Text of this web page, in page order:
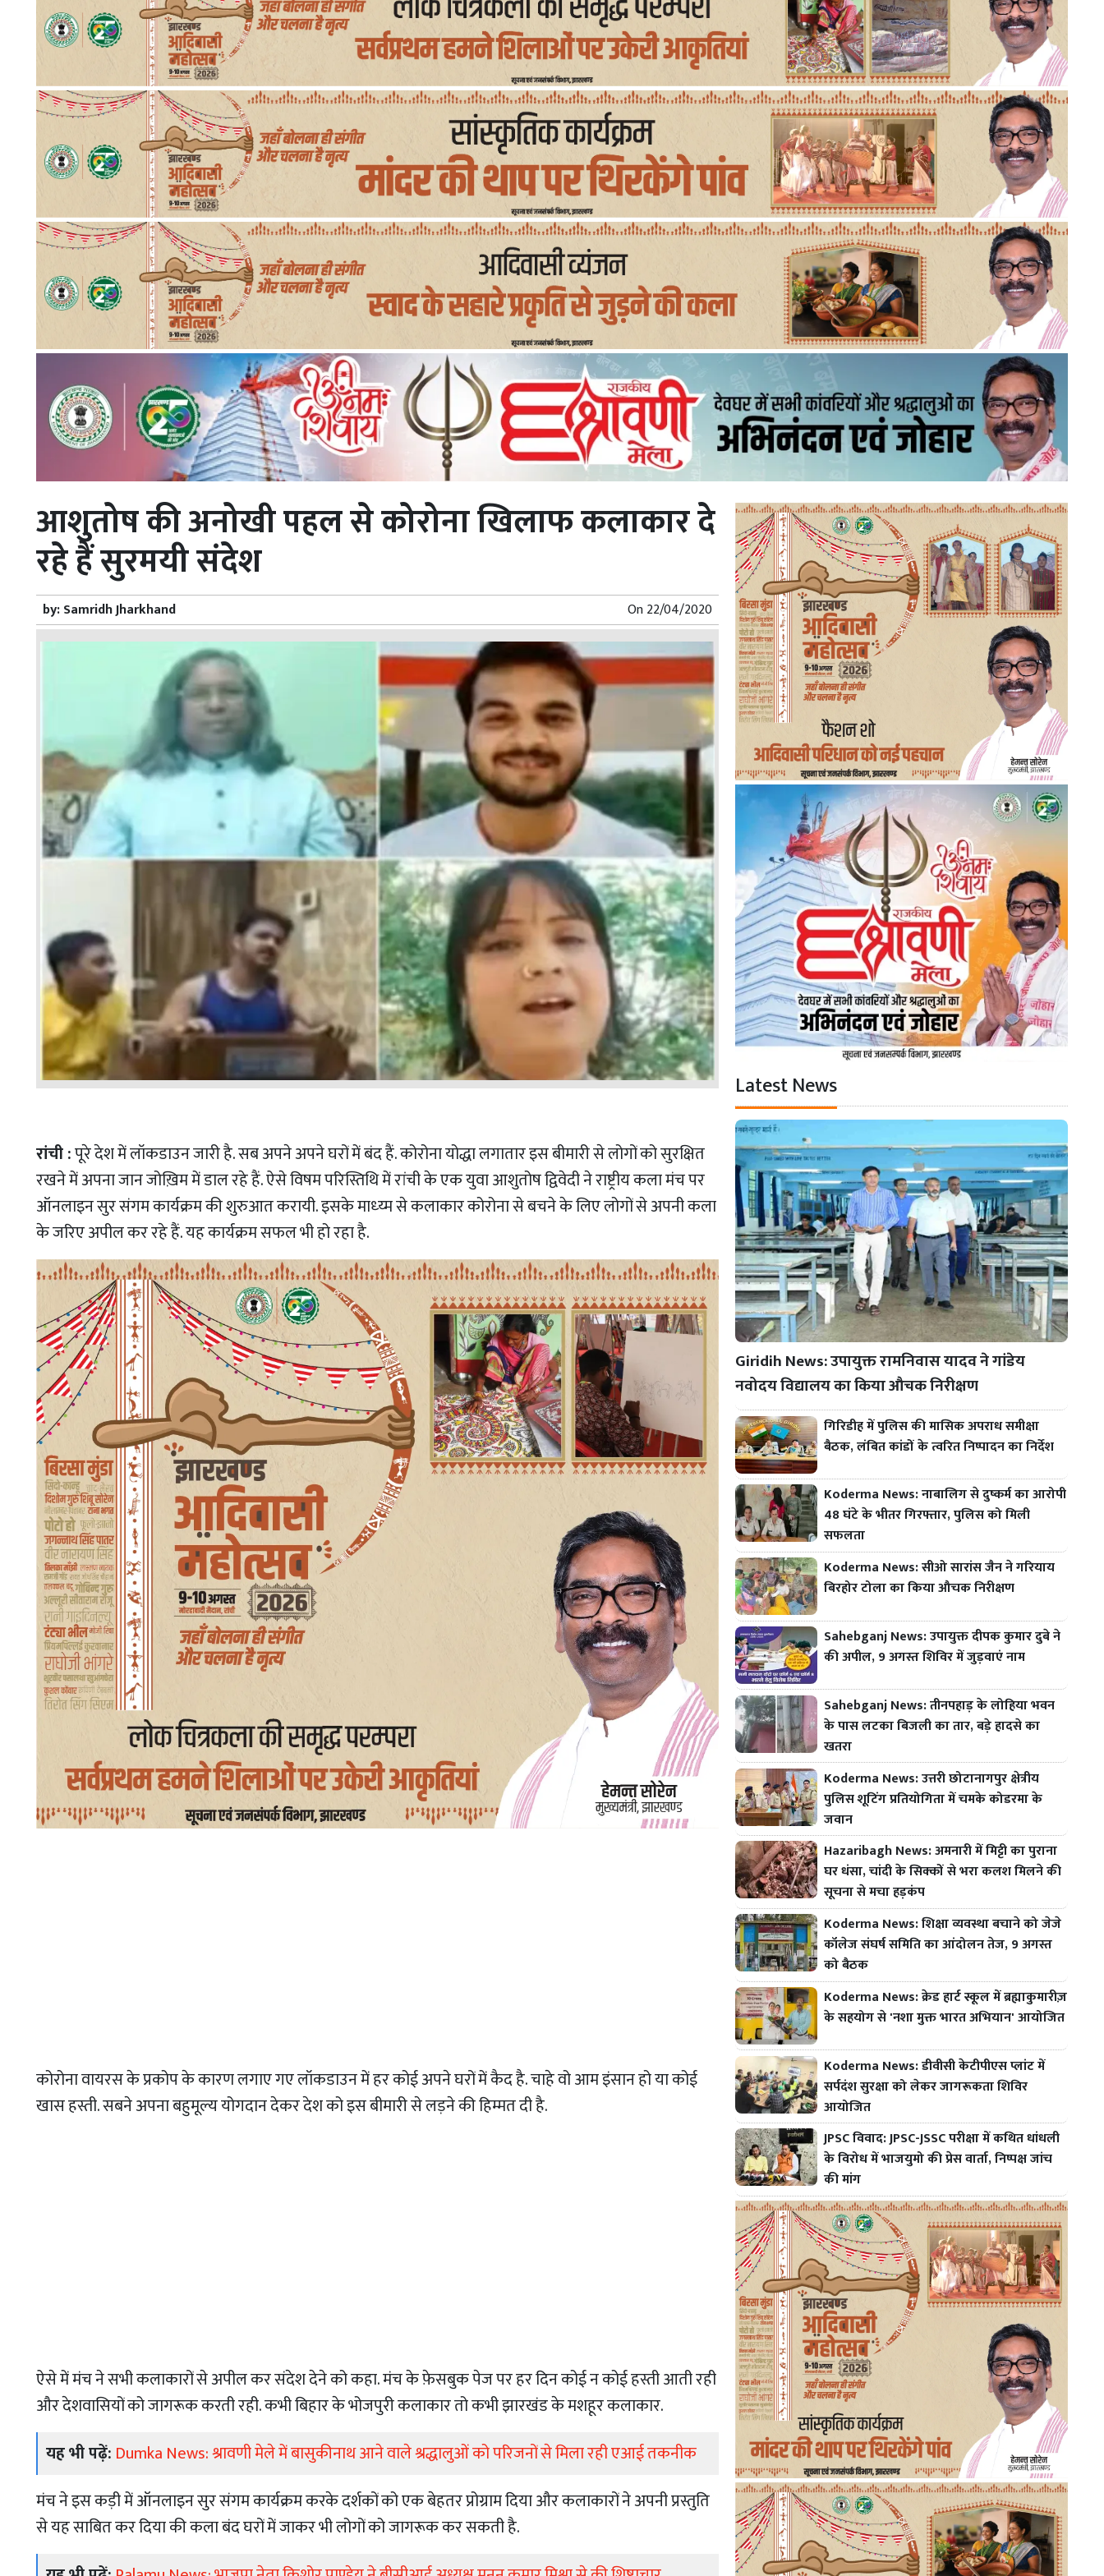
आशुतोष की अनोखी पहल से कोरोना खिलाफ कलाकार दे
रहे हैं सुरमयी संदेश
by:Samridh Jharkhand On22/04/2020
रांची :पूरे देश में लॉकडाउन जारी है. सब अपने अपने घरों में बंद हैं. कोरोना योद्धा लगातार इस बीमारी से लोगों को सुरक्षित
रखने में अपना जान जोख़िम में डाल रहे हैं. ऐसे विषम परिस्तिथि में रांची के एक युवा आशुतोष द्विवेदी ने राष्ट्रीय कला मंच पर
ऑनलाइन सुर संगम कार्यक्रम की शुरुआत करायी. इसके माध्य्म से कलाकार कोरोना से बचने के लिए लोगों से अपनी कला
के जरिए अपील कर रहे हैं. यह कार्यक्रम सफल भी हो रहा है.
कोरोना वायरस के प्रकोप के कारण लगाए गए लॉकडाउन में हर कोई अपने घरों में कैद है. चाहे वो आम इंसान हो या कोई
खास हस्ती. सबने अपना बहुमूल्य योगदान देकर देश को इस बीमारी से लड़ने की हिम्मत दी है.
ऐसे में मंच ने सभी कलाकारों से अपील कर संदेश देने को कहा. मंच के फ़ेसबुक पेज पर हर दिन कोई न कोई हस्ती आती रही
और देशवासियों को जागरूक करती रही. कभी बिहार के भोजपुरी कलाकार तो कभी झारखंड के मशहूर कलाकार.
यह भी पढ़ें: Dumka News: श्रावणी मेले में बासुकीनाथ आने वाले श्रद्धालुओं को परिजनों से मिला रही एआई तकनीक
मंच ने इस कड़ी में ऑनलाइन सुर संगम कार्यक्रम करके दर्शकों को एक बेहतर प्रोग्राम दिया और कलाकारों ने अपनी प्रस्तुति
से यह साबित कर दिया की कला बंद घरों में जाकर भी लोगों को जागरूक कर सकती है.
Latest News
Giridih News: उपायुक्त रामनिवास यादव ने गांडेय
नवोदय विद्यालय का किया औचक निरीक्षण
गिरिडीह में पुलिस की मासिक अपराध समीक्षा
बैठक, लंबित कांडों के त्वरित निष्पादन का निर्देश
Koderma News: नाबालिग से दुष्कर्म का आरोपी
48 घंटे के भीतर गिरफ्तार, पुलिस को मिली
सफलता
Koderma News: सीओ सारांस जैन ने गरियाय
बिरहोर टोला का किया औचक निरीक्षण
Sahebganj News: उपायुक्त दीपक कुमार दुबे ने
की अपील, 9 अगस्त शिविर में जुड़वाएं नाम
Sahebganj News: तीनपहाड़ के लोहिया भवन
के पास लटका बिजली का तार, बड़े हादसे का
खतरा
Koderma News: उत्तरी छोटानागपुर क्षेत्रीय
पुलिस शूटिंग प्रतियोगिता में चमके कोडरमा के
जवान
Hazaribagh News: अमनारी में मिट्टी का पुराना
घर धंसा, चांदी के सिक्कों से भरा कलश मिलने की
सूचना से मचा हड़कंप
Koderma News: शिक्षा व्यवस्था बचाने को जेजे
कॉलेज संघर्ष समिति का आंदोलन तेज, 9 अगस्त
को बैठक
Koderma News: क्रेड हार्ट स्कूल में ब्रह्माकुमारीज़
के सहयोग से 'नशा मुक्त भारत अभियान' आयोजित
Koderma News: डीवीसी केटीपीएस प्लांट में
सर्पदंश सुरक्षा को लेकर जागरूकता शिविर
आयोजित
JPSC विवाद: JPSC-JSSC परीक्षा में कथित धांधली
के विरोध में भाजयुमो की प्रेस वार्ता, निष्पक्ष जांच
की मांग